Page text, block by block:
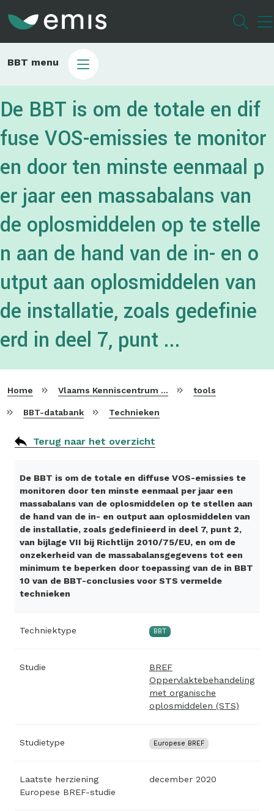
gaan
Main
BBT menu
De BBT is om de totale en dif
fuse VOS-emissies te monitor
en door ten minste eenmaal p
er jaar een massabalans van
de oplosmiddelen op te stelle
n aan de hand van de in- en o
utput aan oplosmiddelen van
de installatie, zoals gedefinie
erd in deel 7, punt ...
Home Vlaams Kenniscentrum voor Beste Beschikbare Technieken tools
BBT-databank Technieken
Terug naar het overzicht
De BBT is om de totale en diffuse VOS-emissies te
monitoren door ten minste eenmaal per jaar een
massabalans van de oplosmiddelen op te stellen aan
de hand van de in- en output aan oplosmiddelen van
de installatie, zoals gedefinieerd in deel 7, punt 2,
van bijlage VII bij Richtlijn 2010/75/EU, en om de
onzekerheid van de massabalansgegevens tot een
minimum te beperken door toepassing van de in BBT
10 van de BBT-conclusies voor STS vermelde
technieken
Techniektype BBT
Studie
BREF
Oppervlaktebehandeling
met organische
oplosmiddelen (STS)
Studietype Europese BREF
Laatste herziening
Europese BREF-studie
december 2020